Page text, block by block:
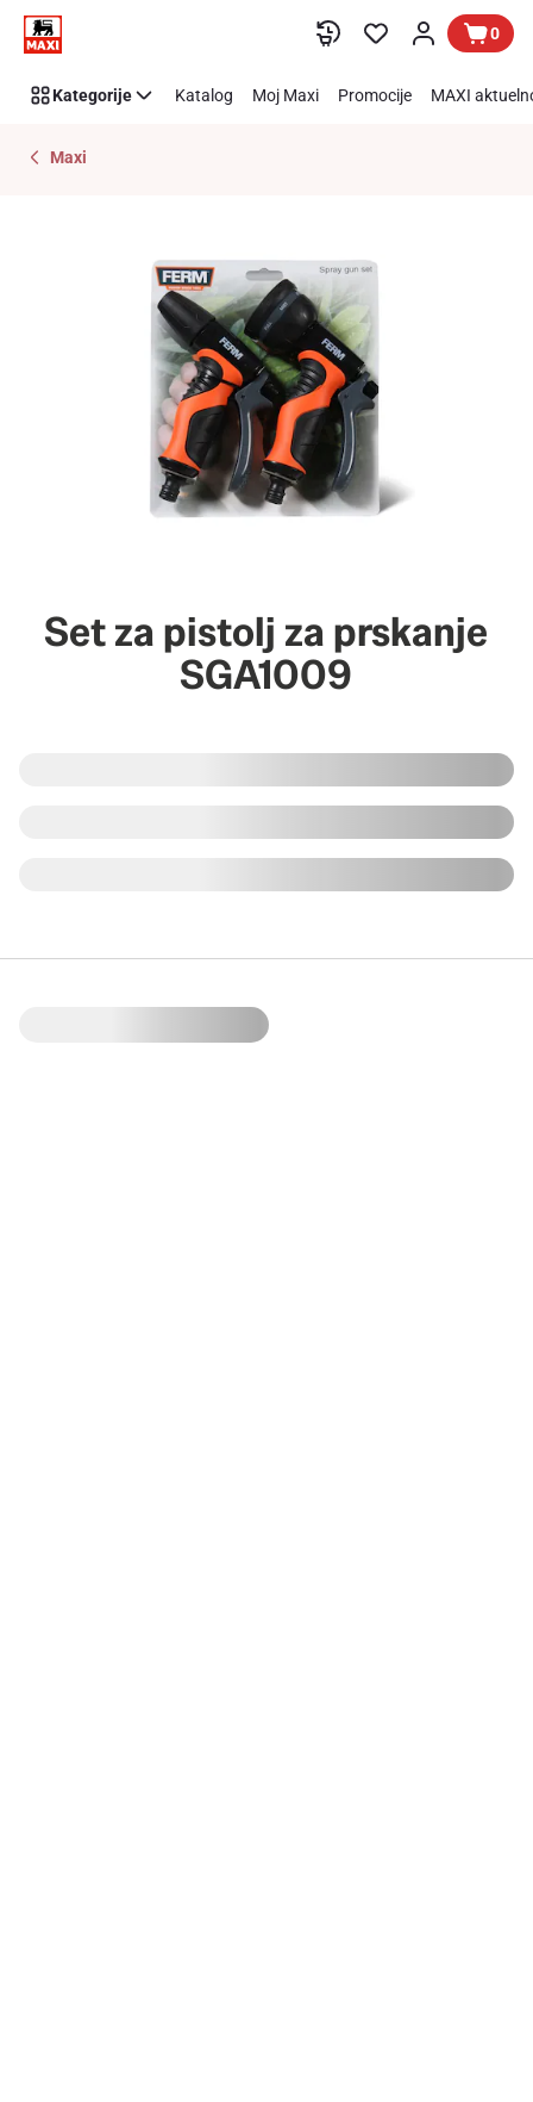
Preskoči link 0
Kategorije Katalog Moj Maxi Promocije MAXI
Maxi
Set za pistolj za prskanje
SGA1009